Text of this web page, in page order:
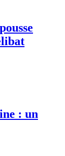
: un